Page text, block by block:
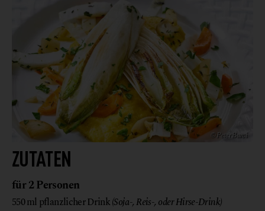
© Peter Barci
ZUTATEN
für 2 Personen
550ml pflanzlicher Drink(Soja-, Reis-, oder Hirse-Drink)